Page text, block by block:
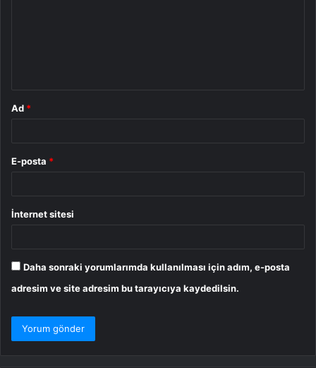
Ad *
E-posta *
İnternet sitesi
Daha sonraki yorumlarımda kullanılması için adım, e-posta
adresim ve site adresim bu tarayıcıya kaydedilsin.